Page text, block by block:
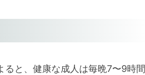
と、健康な成人は毎晩7〜9時間